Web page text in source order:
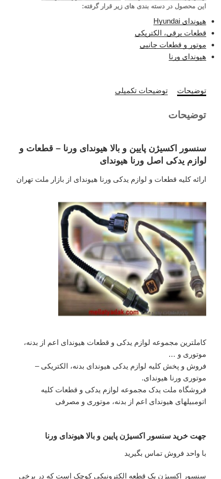
این محصول در دسته بندی های زیر قرار گرفته:
هیوندای Hyundai
قطعات برقی، الکتریکی
موتور و قطعات جانبی
هیوندای ورنا
توضیحات توضیحات تکمیلی
توضیحات
سنسور اکسیژن پایین و بالا هیوندای ورنا – قطعات و
لوازم یدکی اصل ورنا هیوندای
ارائه کلیه قطعات و لوازم یدکی ورنا هیوندای از بازار ملت تهران
کاملترین مجموعه لوازم یدکی و قطعات هیوندای اعم از بدنه،
موتوری و …
فروش و پخش کلیه لوازم یدکی هیوندای بدنه، الکتریکی –
موتوری ورنا هیوندای.
فروشگاه ملت یدک مجموعه لوازم یدکی و قطعات کلیه
اتومبیلهای هیوندای اعم از بدنه، موتوری و مصرفی
جهت خرید سنسور اکسیژن پایین و بالا هیوندای ورنا
با واحد فروش تماس بگیرید
سنسور اکسیژن یک قطعه الکترونیکی کوچک است که در برخی